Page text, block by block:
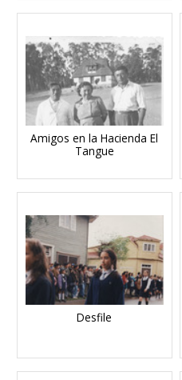
Amigos en la Hacienda El
Tangue
Desfile